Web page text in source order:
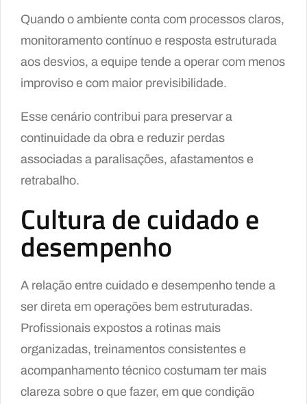
Quando o ambiente conta com processos claros,
monitoramento contínuo e resposta estruturada
aos desvios, a equipe tende a operar com menos
improviso e com maior previsibilidade.
Esse cenário contribui para preservar a
continuidade da obra e reduzir perdas
associadas a paralisações, afastamentos e
retrabalho.
Cultura de cuidado e
desempenho
A relação entre cuidado e desempenho tende a
ser direta em operações bem estruturadas.
Profissionais expostos a rotinas mais
organizadas, treinamentos consistentes e
acompanhamento técnico costumam ter mais
clareza sobre o que fazer, em que condição